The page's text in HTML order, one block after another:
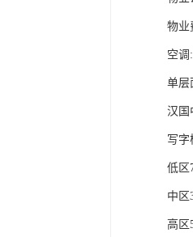
物业
空调
单层
汉国
写字
低区
中区
高区